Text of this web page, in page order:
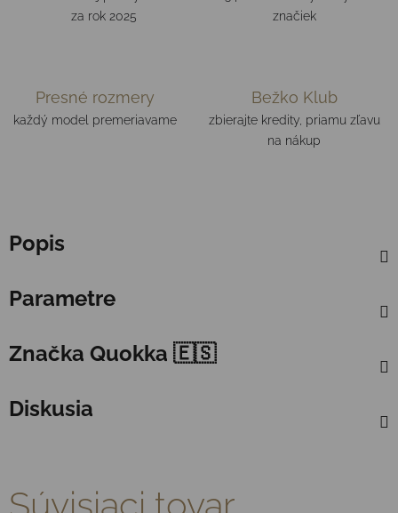
za rok 2025
značiek
Presné rozmery
každý model premeriavame
Bežko Klub
zbierajte kredity, priamu zľavu
na nákup
Popis
Parametre
Značka Quokka 🇪🇸
Diskusia